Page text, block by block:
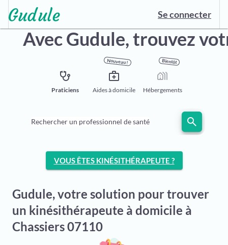
Se connecter
Avec Gudule,trouvez
stethoscope
Praticiens
Nouveau !
medical_services
Aides à domicile
Bientôt
holiday_village
Hébergements
Rechercher un professionnel de santé search
VOUS ÊTES KINÉSITHÉRAPEUTE ?
Gudule, votre solution pour trouver
un kinésithérapeute à domicile à
Chassiers 07110